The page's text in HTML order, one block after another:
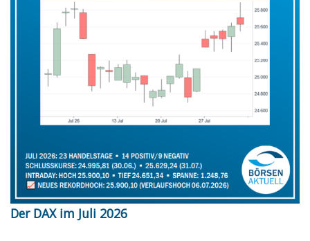
Der DAX im Juli 2026